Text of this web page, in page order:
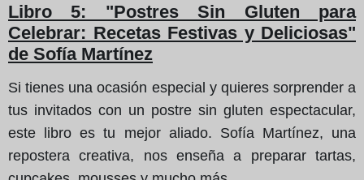
Libro 5: "Postres Sin Gluten para
Celebrar: Recetas Festivas y Deliciosas"
de Sofía Martínez
Si tienes una ocasión especial y quieres sorprender a
tus invitados con un postre sin gluten espectacular,
este libro es tu mejor aliado. Sofía Martínez, una
repostera creativa, nos enseña a preparar tartas,